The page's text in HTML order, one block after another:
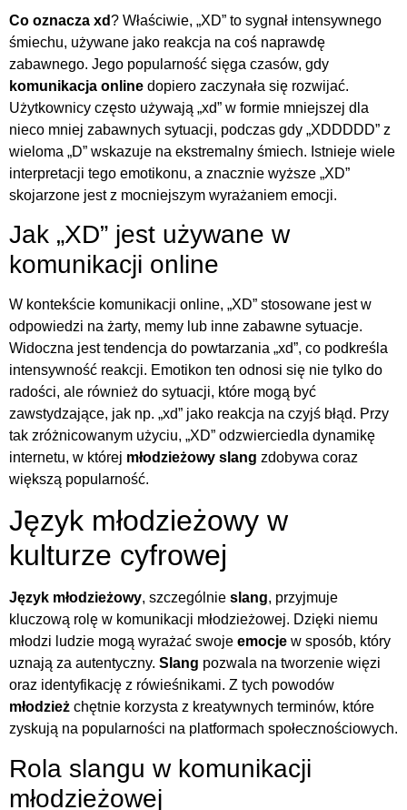
Co oznacza xd? Właściwie, „XD” to sygnał intensywnego
śmiechu, używane jako reakcja na coś naprawdę
zabawnego. Jego popularność sięga czasów, gdy
komunikacja online dopiero zaczynała się rozwijać.
Użytkownicy często używają „xd” w formie mniejszej dla
nieco mniej zabawnych sytuacji, podczas gdy „XDDDDD” z
wieloma „D” wskazuje na ekstremalny śmiech. Istnieje wiele
interpretacji tego emotikonu, a znacznie wyższe „XD”
skojarzone jest z mocniejszym wyrażaniem emocji.
Jak „XD” jest używane w
komunikacji online
W kontekście komunikacji online, „XD” stosowane jest w
odpowiedzi na żarty, memy lub inne zabawne sytuacje.
Widoczna jest tendencja do powtarzania „xd”, co podkreśla
intensywność reakcji. Emotikon ten odnosi się nie tylko do
radości, ale również do sytuacji, które mogą być
zawstydzające, jak np. „xd” jako reakcja na czyjś błąd. Przy
tak zróżnicowanym użyciu, „XD” odzwierciedla dynamikę
internetu, w której młodzieżowy slang zdobywa coraz
większą popularność.
Język młodzieżowy w
kulturze cyfrowej
Język młodzieżowy, szczególnie slang, przyjmuje
kluczową rolę w komunikacji młodzieżowej. Dzięki niemu
młodzi ludzie mogą wyrażać swoje emocje w sposób, który
uznają za autentyczny. Slang pozwala na tworzenie więzi
oraz identyfikację z rówieśnikami. Z tych powodów
młodzież chętnie korzysta z kreatywnych terminów, które
zyskują na popularności na platformach społecznościowych.
Rola slangu w komunikacji
młodzieżowej